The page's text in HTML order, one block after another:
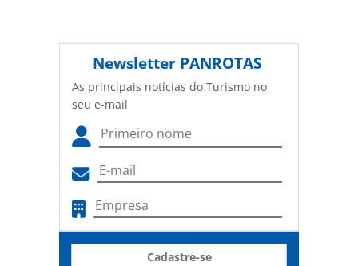
Newsletter PANROTAS
As principais notícias do Turismo no
seu e-mail
Cadastre-se